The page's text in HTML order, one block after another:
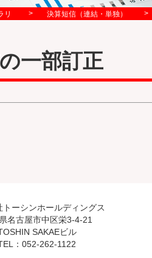
リ > 決算短信（連結・単独） >
一部訂正
トーシンホールディングス
名古屋市中区栄3-4-21
SAKAEビル
：052-262-1122